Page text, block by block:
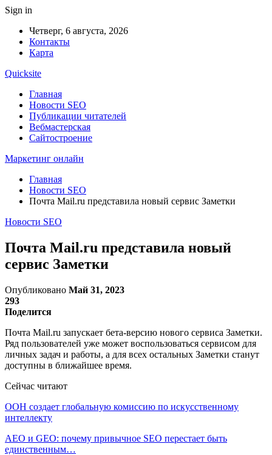
Sign in
Четверг, 6 августа, 2026
Контакты
Карта
Quicksite
Главная
Новости SEO
Публикации читателей
Вебмастерская
Сайтостроение
Маркетинг онлайн
Главная
Новости SEO
Почта Mail.ru представила новый сервис Заметки
Новости SEO
Почта Mail.ru представила новый
сервис Заметки
Опубликовано Май 31, 2023
293
Поделится
Почта Mail.ru запускает бета-версию нового сервиса Заметки.
Ряд пользователей уже может воспользоваться сервисом для
личных задач и работы, а для всех остальных Заметки станут
доступны в ближайшее время.
Сейчас читают
ООН создает глобальную комиссию по искусственному
интеллекту
AEO и GEO: почему привычное SEO перестает быть
единственным…